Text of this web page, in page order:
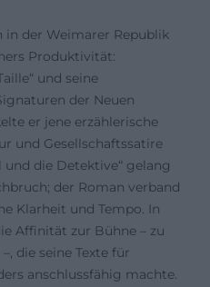
in der Weimarer Republik
Produktivität:
und seine
der Neuen
er jene erzählerische
und Gesellschaftssatire
die Detektive“ gelang
der Roman verband
Klarheit und Tempo. In
Affinität zur Bühne – zu
die seine Texte für
anschlussfähig machte.